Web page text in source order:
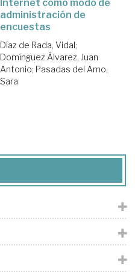
Internet como modo de
administración de
encuestas
Díaz de Rada, Vidal;
Domínguez Álvarez, Juan
Antonio; Pasadas del Amo,
Sara